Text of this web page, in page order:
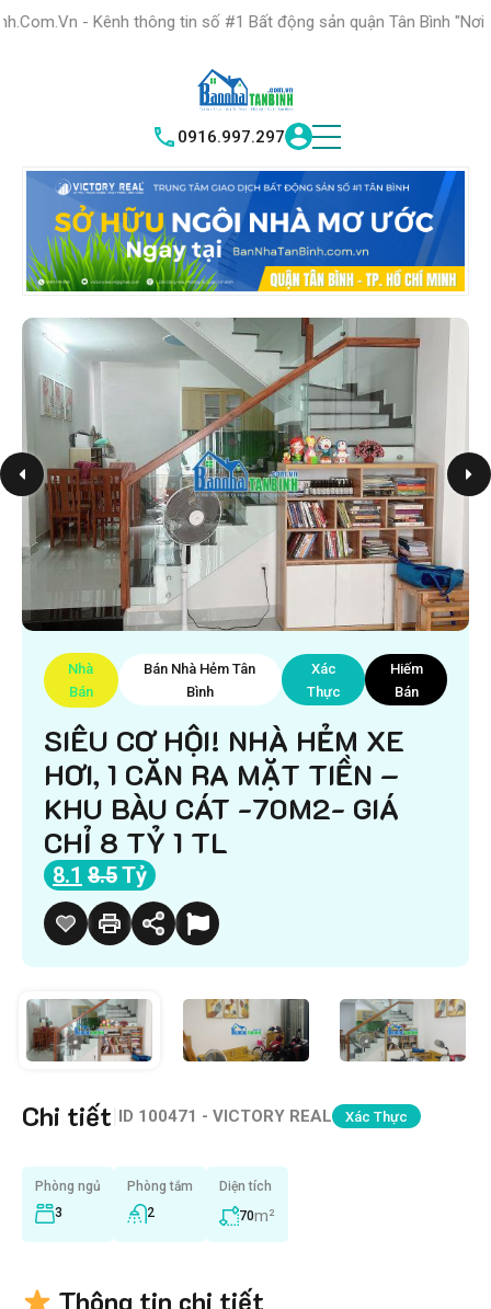
thông tin số #1 Bất động sản quận Tân Bình "Nơi bạn tìm
0916.997.297
Nhà
Bán
Bán Nhà Hẻm Tân
Bình
Xác
Thực
Hiếm
Bán
SIÊU CƠ HỘI! NHÀ HẺM XE
HƠI, 1 CĂN RA MẶT TIỀN –
KHU BÀU CÁT -70M2- GIÁ
CHỈ 8 TỶ 1 TL
8.1 8.5Tỷ
Chi tiết ID 100471 - VICTORY REAL Xác Thực
Phòng ngủ
3
Phòng tắm
2
Diện tích
70m²
Thông tin chi tiết
HỆ THỐNG TRUNG
TÂM GIAO DỊCH BĐS TỐT NHẤT QUẬN
TÂN BÌNHVICTORY REAL TÌM HIỂU NGA |